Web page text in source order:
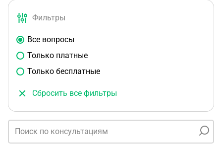
Фильтры
Все вопросы
Только платные
Только бесплатные
Сбросить все фильтры